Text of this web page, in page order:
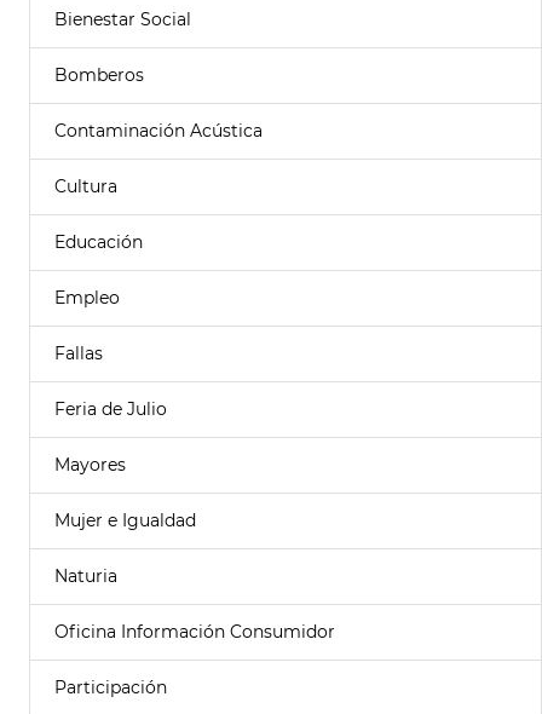
Bienestar Social
Bomberos
Contaminación Acústica
Cultura
Educación
Empleo
Fallas
Feria de Julio
Mayores
Mujer e Igualdad
Naturia
Oficina Información Consumidor
Participación